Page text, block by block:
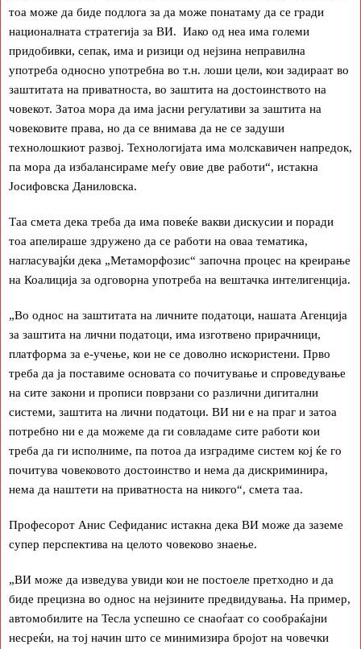
тоа може да биде подлога за да може понатаму да се гради
националната стратегија за ВИ. Иако од неа има големи
придобивки, сепак, има и ризици од нејзина неправилна
употреба односно употребна во т.н. лоши цели, кои задираат во
заштитата на приватноста, во заштита на достоинството на
човекот. Затоа мора да има јасни регулативи за заштита на
човековите права, но да се внимава да не се задуши
технолошкиот развој. Технологијата има молскавичен напредок,
па мора да избалансираме меѓу овие две работи“, истакна
Јосифовска Даниловска.
Таа смета дека треба да има повеќе вакви дискусии и поради
тоа апелираше здружено да се работи на оваа тематика,
нагласувајќи дека „Метаморфозис“ започна процес на креирање
на Коалиција за одговорна употреба на вештачка интелигенција.
„Во однос на заштитата на личните податоци, нашата Агенција
за заштита на лични податоци, има изготвено прирачници,
платформа за е-учење, кои не се доволно искористени. Прво
треба да ја поставиме основата со почитување и спроведување
на сите закони и прописи поврзани со различни дигитални
системи, заштита на лични податоци. ВИ ни е на праг и затоа
потребно ни е да можеме да ги совладаме сите работи кои
треба да ги исполниме, па потоа да изградиме систем кој ќе го
почитува човековото достоинство и нема да дискриминира,
нема да наштети на приватноста на никого“, смета таа.
Професорот Анис Сефиданис истакна дека ВИ може да заземе
супер перспектива на целото човеково знаење.
„ВИ може да изведува увиди кои не постоеле претходно и да
биде прецизна во однос на нејзините предвидувања. На пример,
автомобилите на Тесла успешно се снаоѓаат со сообраќајни
несреќи, на тој начин што се минимизира бројот на човечки